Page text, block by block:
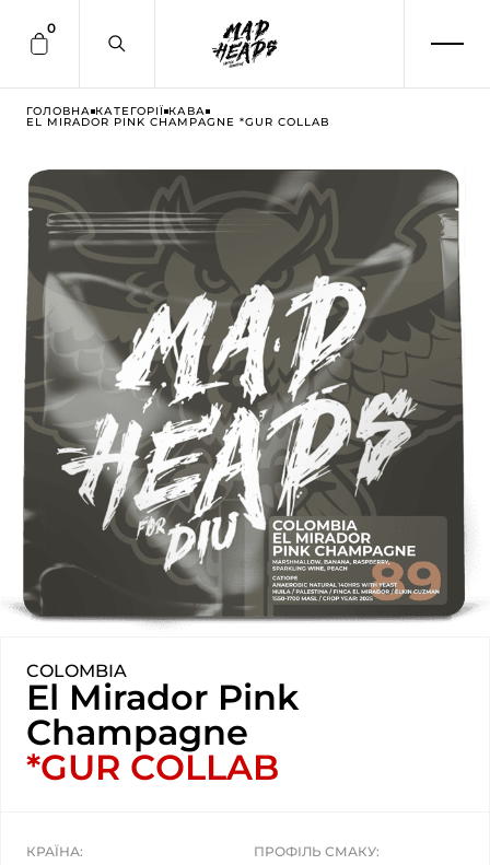
0
ГОЛОВНА КАТЕГОРІЇ КАВА
EL MIRADOR PINK CHAMPAGNE *GUR COLLAB
COLOMBIA
El Mirador Pink
Champagne
*GUR COLLAB
КРАЇНА: ПРОФІЛЬ СМАКУ: